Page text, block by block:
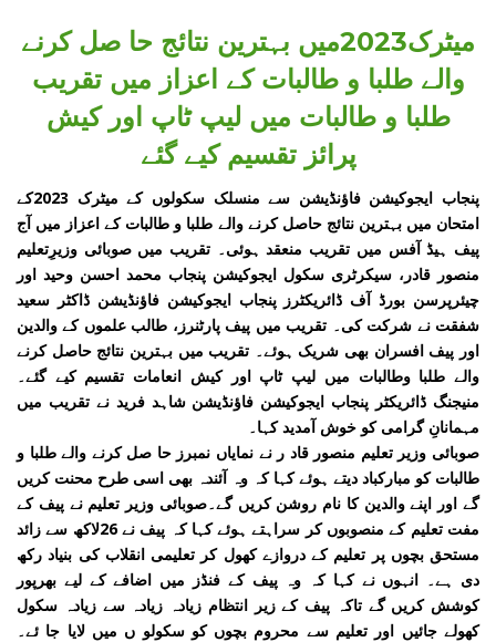
میٹرک2023میں بہترین نتائج حا صل کرنے
والے طلبا و طالبات کے اعزاز میں تقریب
طلبا و طالبات میں لیپ ٹاپ اور کیش
پرائز تقسیم کیے گئے
پنجاب ایجوکیشن فاؤنڈیشن سے منسلک سکولوں کے میٹرک 2023کے
امتحان میں بہترین نتائج حاصل کرنے والے طلبا و طالبات کے اعزاز میں آج
پیف ہیڈ آفس میں تقریب منعقد ہوئی۔ تقریب میں صوبائی وزیرِتعلیم
منصور قادر، سیکرٹری سکول ایجوکیشن پنجاب محمد احسن وحید اور
چیئرپرسن بورڈ آف ڈائریکٹرز پنجاب ایجوکیشن فاؤنڈیشن ڈاکٹر سعید
شفقت نے شرکت کی۔ تقریب میں پیف پارٹنرز، طالب علموں کے والدین
اور پیف افسران بھی شریک ہوئے۔ تقریب میں بہترین نتائج حاصل کرنے
والے طلبا وطالبات میں لیپ ٹاپ اور کیش انعامات تقسیم کیے گئے۔
منیجنگ ڈائریکٹر پنجاب ایجوکیشن فاؤنڈیشن شاہد فرید نے تقریب میں
مہمانانِ گرامی کو خوش آمدید کہا۔
صوبائی وزیر تعلیم منصور قاد ر نے نمایاں نمبرز حا صل کرنے والے طلبا و
طالبات کو مبارکباد دیتے ہوئے کہا کہ وہ آئندہ بھی اسی طرح محنت کریں
گے اور اپنے والدین کا نام روشن کریں گے۔صوبائی وزیر تعلیم نے پیف کے
مفت تعلیم کے منصوبوں کر سراہتے ہوئے کہا کہ پیف نے 26لاکھ سے زائد
مستحق بچوں پر تعلیم کے دروازے کھول کر تعلیمی انقلاب کی بنیاد رکھ
دی ہے۔ انہوں نے کہا کہ وہ پیف کے فنڈز میں اضافے کے لیے بھرپور
کوشش کریں گے تاکہ پیف کے زیر انتظام زیادہ زیادہ سے زیادہ سکول
کھولے جائیں اور تعلیم سے محروم بچوں کو سکولو ں میں لایا جا ئے۔